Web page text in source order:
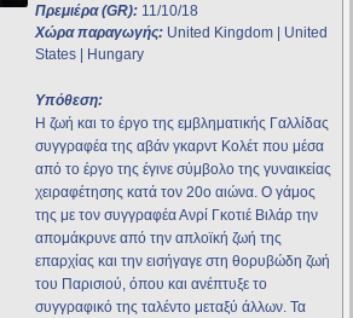
Πρεμιέρα (GR): 11/10/18
Χώρα παραγωγής: United Kingdom | United
States | Hungary
Υπόθεση:
H ζωή και το έργο της εμβληματικής Γαλλίδας
συγγραφέα της αβάν γκαρντ Κολέτ που μέσα
από το έργο της έγινε σύμβολο της γυναικείας
χειραφέτησης κατά τον 20ο αιώνα. Ο γάμος
της με τον συγγραφέα Ανρί Γκοτιέ Βιλάρ την
απομάκρυνε από την απλοϊκή ζωή της
επαρχίας και την εισήγαγε στη θορυβώδη ζωή
του Παρισιού, όπου και ανέπτυξε το
συγγραφικό της ταλέντο μεταξύ άλλων. Τα